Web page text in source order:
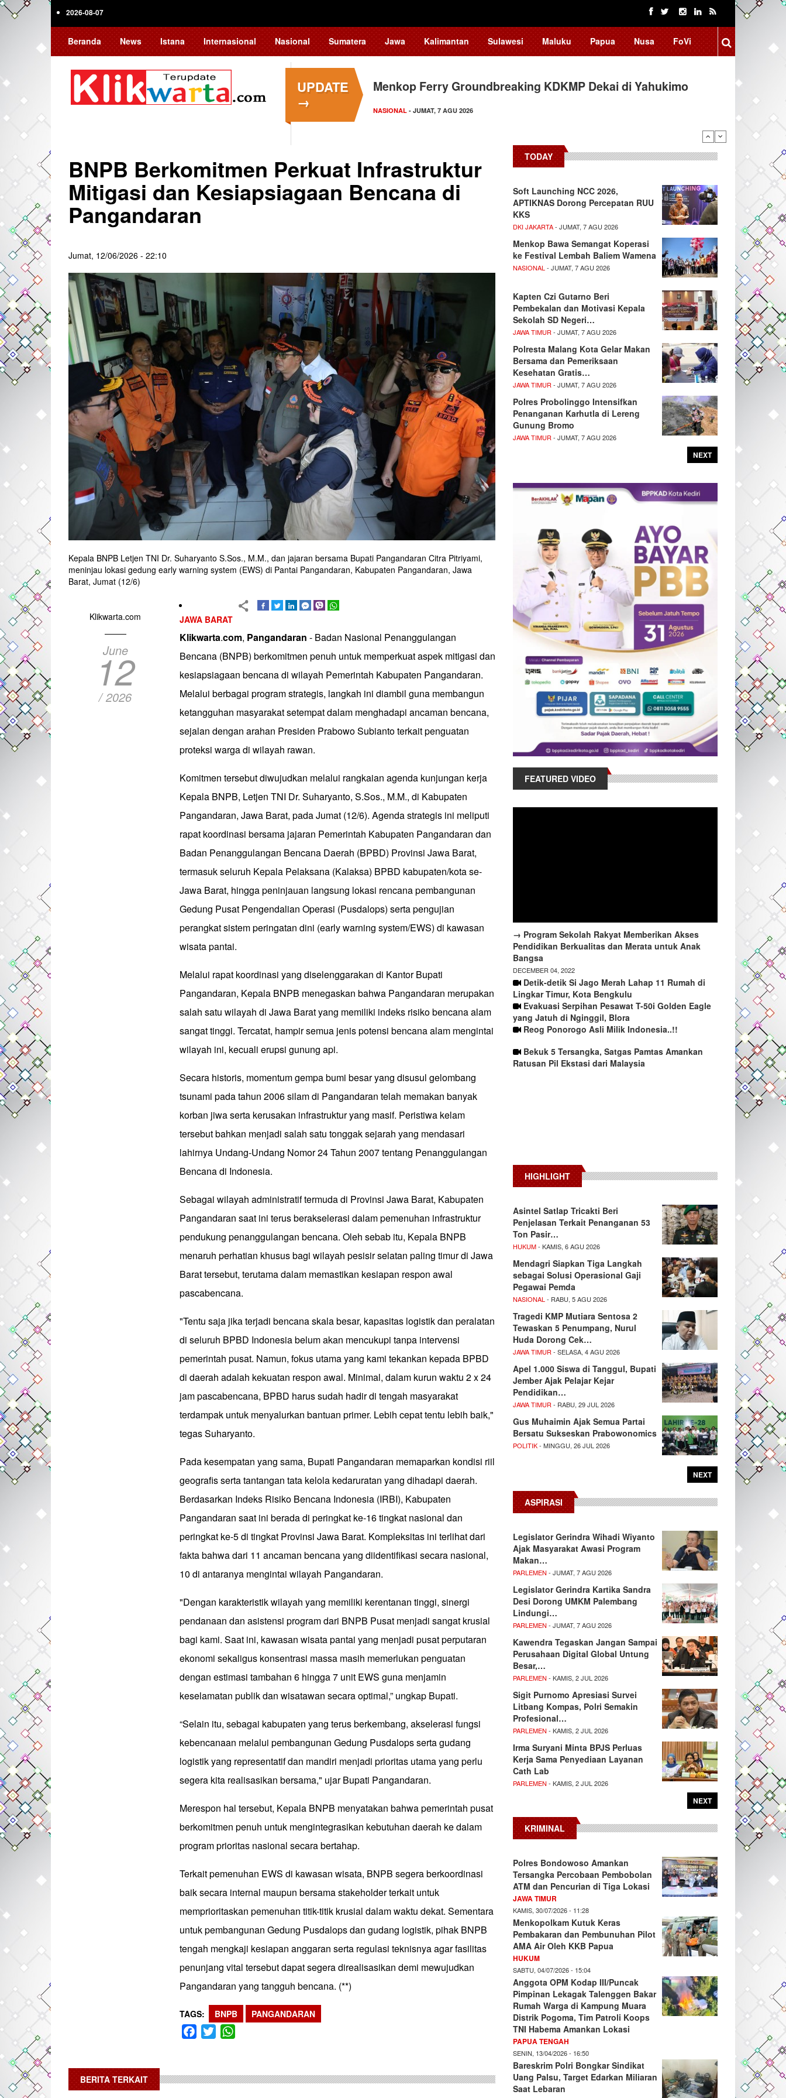
Skip
2026-08-07
Beranda News Istana Internasional Nasional Sumatera Jawa Kalimantan Sulawesi Maluku Papua Nusa FoVi
UPDATE
→
Menkop Ferry Groundbreaking KDKMP Dekai di Yahukimo
NASIONAL - JUMAT, 7 AGU 2026
Dosen Ilmu Komputer UPER Kembangkan Aplikasi Netrash,
BNPB Berkomitmen Perkuat Infrastruktur
Mitigasi dan Kesiapsiagaan Bencana di
Pangandaran
Jumat, 12/06/2026 - 22:10
Kepala BNPB Letjen TNI Dr. Suharyanto S.Sos., M.M., dan jajaran bersama Bupati Pangandaran Citra Pitriyami,
meninjau lokasi gedung early warning system (EWS) di Pantai Pangandaran, Kabupaten Pangandaran, Jawa
Barat, Jumat (12/6)
Klikwarta.com
June
12
/ 2026
JAWA BARAT
Klikwarta.com, Pangandaran - Badan Nasional Penanggulangan
Bencana (BNPB) berkomitmen penuh untuk memperkuat aspek mitigasi dan
kesiapsiagaan bencana di wilayah Pemerintah Kabupaten Pangandaran.
Melalui berbagai program strategis, langkah ini diambil guna membangun
ketangguhan masyarakat setempat dalam menghadapi ancaman bencana,
sejalan dengan arahan Presiden Prabowo Subianto terkait penguatan
proteksi warga di wilayah rawan.
Komitmen tersebut diwujudkan melalui rangkaian agenda kunjungan kerja
Kepala BNPB, Letjen TNI Dr. Suharyanto, S.Sos., M.M., di Kabupaten
Pangandaran, Jawa Barat, pada Jumat (12/6). Agenda strategis ini meliputi
rapat koordinasi bersama jajaran Pemerintah Kabupaten Pangandaran dan
Badan Penanggulangan Bencana Daerah (BPBD) Provinsi Jawa Barat,
termasuk seluruh Kepala Pelaksana (Kalaksa) BPBD kabupaten/kota se-
Jawa Barat, hingga peninjauan langsung lokasi rencana pembangunan
Gedung Pusat Pengendalian Operasi (Pusdalops) serta pengujian
perangkat sistem peringatan dini (early warning system/EWS) di kawasan
wisata pantai.
Melalui rapat koordinasi yang diselenggarakan di Kantor Bupati
Pangandaran, Kepala BNPB menegaskan bahwa Pangandaran merupakan
salah satu wilayah di Jawa Barat yang memiliki indeks risiko bencana alam
sangat tinggi. Tercatat, hampir semua jenis potensi bencana alam mengintai
wilayah ini, kecuali erupsi gunung api.
Secara historis, momentum gempa bumi besar yang disusul gelombang
tsunami pada tahun 2006 silam di Pangandaran telah memakan banyak
korban jiwa serta kerusakan infrastruktur yang masif. Peristiwa kelam
tersebut bahkan menjadi salah satu tonggak sejarah yang mendasari
lahirnya Undang-Undang Nomor 24 Tahun 2007 tentang Penanggulangan
Bencana di Indonesia.
Sebagai wilayah administratif termuda di Provinsi Jawa Barat, Kabupaten
Pangandaran saat ini terus berakselerasi dalam pemenuhan infrastruktur
pendukung penanggulangan bencana. Oleh sebab itu, Kepala BNPB
menaruh perhatian khusus bagi wilayah pesisir selatan paling timur di Jawa
Barat tersebut, terutama dalam memastikan kesiapan respon awal
pascabencana.
"Tentu saja jika terjadi bencana skala besar, kapasitas logistik dan peralatan
di seluruh BPBD Indonesia belum akan mencukupi tanpa intervensi
pemerintah pusat. Namun, fokus utama yang kami tekankan kepada BPBD
di daerah adalah kekuatan respon awal. Minimal, dalam kurun waktu 2 x 24
jam pascabencana, BPBD harus sudah hadir di tengah masyarakat
terdampak untuk menyalurkan bantuan primer. Lebih cepat tentu lebih baik,"
tegas Suharyanto.
Pada kesempatan yang sama, Bupati Pangandaran memaparkan kondisi riil
geografis serta tantangan tata kelola kedaruratan yang dihadapi daerah.
Berdasarkan Indeks Risiko Bencana Indonesia (IRBI), Kabupaten
Pangandaran saat ini berada di peringkat ke-16 tingkat nasional dan
peringkat ke-5 di tingkat Provinsi Jawa Barat. Kompleksitas ini terlihat dari
fakta bahwa dari 11 ancaman bencana yang diidentifikasi secara nasional,
10 di antaranya mengintai wilayah Pangandaran.
"Dengan karakteristik wilayah yang memiliki kerentanan tinggi, sinergi
pendanaan dan asistensi program dari BNPB Pusat menjadi sangat krusial
bagi kami. Saat ini, kawasan wisata pantai yang menjadi pusat perputaran
ekonomi sekaligus konsentrasi massa masih memerlukan penguatan
dengan estimasi tambahan 6 hingga 7 unit EWS guna menjamin
keselamatan publik dan wisatawan secara optimal,” ungkap Bupati.
“Selain itu, sebagai kabupaten yang terus berkembang, akselerasi fungsi
kebencanaan melalui pembangunan Gedung Pusdalops serta gudang
logistik yang representatif dan mandiri menjadi prioritas utama yang perlu
segera kita realisasikan bersama," ujar Bupati Pangandaran.
Merespon hal tersebut, Kepala BNPB menyatakan bahwa pemerintah pusat
berkomitmen penuh untuk mengintegrasikan kebutuhan daerah ke dalam
program prioritas nasional secara bertahap.
Terkait pemenuhan EWS di kawasan wisata, BNPB segera berkoordinasi
baik secara internal maupun bersama stakeholder terkait untuk
memprioritaskan pemenuhan titik-titik krusial dalam waktu dekat. Sementara
untuk pembangunan Gedung Pusdalops dan gudang logistik, pihak BNPB
tengah mengkaji kesiapan anggaran serta regulasi teknisnya agar fasilitas
penunjang vital tersebut dapat segera direalisasikan demi mewujudkan
Pangandaran yang tangguh bencana. (**)
TAGS BNPB PANGANDARAN
Facebook
Twitter
BERITA TERKAIT
TODAY
Soft Launching NCC 2026,
APTIKNAS Dorong Percepatan RUU
KKS
DKI JAKARTA- JUMAT, 7 AGU 2026
Menkop Bawa Semangat Koperasi
ke Festival Lembah Baliem Wamena
NASIONAL - JUMAT, 7 AGU 2026
Kapten Czi Gutarno Beri
Pembekalan dan Motivasi Kepala
Sekolah SD Negeri…
JAWA TIMUR - JUMAT, 7 AGU 2026
Polresta Malang Kota Gelar Makan
Bersama dan Pemeriksaan
Kesehatan Gratis…
JAWA TIMUR - JUMAT, 7 AGU 2026
Polres Probolinggo Intensifkan
Penanganan Karhutla di Lereng
Gunung Bromo
JAWA TIMUR - JUMAT, 7 AGU 2026
NEXT
FEATURED VIDEO
→ Program Sekolah Rakyat Memberikan Akses
Pendidikan Berkualitas dan Merata untuk Anak
Bangsa
DECEMBER 04, 2022
Detik-detik Si Jago Merah Lahap 11 Rumah di
Lingkar Timur, Kota Bengkulu
Evakuasi Serpihan Pesawat T-50i Golden Eagle
yang Jatuh di Nginggil, Blora
Reog Ponorogo Asli Milik Indonesia..!!
Bekuk 5 Tersangka, Satgas Pamtas Amankan
Ratusan Pil Ekstasi dari Malaysia
HIGHLIGHT
Asintel Satlap Tricakti Beri
Penjelasan Terkait Penanganan 53
Ton Pasir…
HUKUM- KAMIS, 6 AGU 2026
Mendagri Siapkan Tiga Langkah
sebagai Solusi Operasional Gaji
Pegawai Pemda
NASIONAL - RABU, 5 AGU 2026
Tragedi KMP Mutiara Sentosa 2
Tewaskan 5 Penumpang, Nurul
Huda Dorong Cek…
JAWA TIMUR - SELASA, 4 AGU 2026
Apel 1.000 Siswa di Tanggul, Bupati
Jember Ajak Pelajar Kejar
Pendidikan…
JAWA TIMUR - RABU, 29 JUL 2026
Gus Muhaimin Ajak Semua Partai
Bersatu Sukseskan Prabowonomics
POLITIK- MINGGU, 26 JUL 2026
NEXT
ASPIRASI
Legislator Gerindra Wihadi Wiyanto
Ajak Masyarakat Awasi Program
Makan…
PARLEMEN - JUMAT, 7 AGU 2026
Legislator Gerindra Kartika Sandra
Desi Dorong UMKM Palembang
Lindungi…
PARLEMEN - JUMAT, 7 AGU 2026
Kawendra Tegaskan Jangan Sampai
Perusahaan Digital Global Untung
Besar,…
PARLEMEN - KAMIS, 2 JUL 2026
Sigit Purnomo Apresiasi Survei
Litbang Kompas, Polri Semakin
Profesional…
PARLEMEN - KAMIS, 2 JUL 2026
Irma Suryani Minta BPJS Perluas
Kerja Sama Penyediaan Layanan
Cath Lab
PARLEMEN - KAMIS, 2 JUL 2026
NEXT
KRIMINAL
Polres Bondowoso Amankan
Tersangka Percobaan Pembobolan
ATM dan Pencurian di Tiga Lokasi
JAWA TIMUR
KAMIS, 30/07/2026 - 11:28
Menkopolkam Kutuk Keras
Pembakaran dan Pembunuhan Pilot
AMA Air Oleh KKB Papua
HUKUM
SABTU, 04/07/2026 - 15:04
Anggota OPM Kodap III/Puncak
Pimpinan Lekagak Talenggen Bakar
Rumah Warga di Kampung Muara
Distrik Pogoma, Tim Patroli Koops
TNI Habema Amankan Lokasi
PAPUA TENGAH
SENIN, 13/04/2026 - 16:50
Bareskrim Polri Bongkar Sindikat
Uang Palsu, Target Edarkan Miliaran
Saat Lebaran